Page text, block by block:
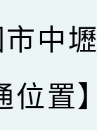
中
位置